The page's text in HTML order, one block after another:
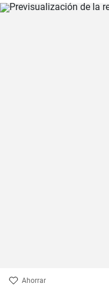
Ahorrar